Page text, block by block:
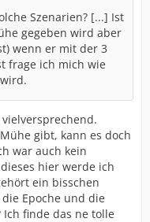
Szenarien? [...] Ist
gegeben wird aber
wenn er mit der 3
frage ich mich wie
gibt, kann es doch
war auch kein
hier werde ich
ein bisschen
Epoche und die
finde das ne tolle